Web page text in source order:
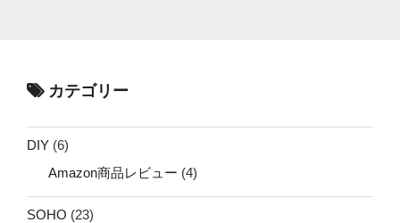
カテゴリー
DIY (6)
Amazon商品レビュー (4)
SOHO (23)